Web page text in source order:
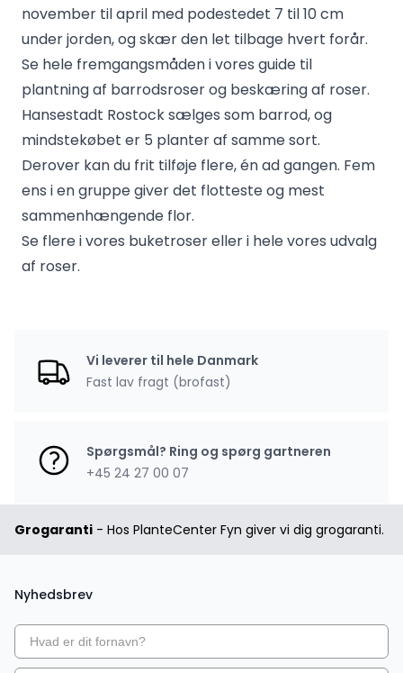
november til april med podestedet 7 til 10 cm
under jorden, og skær den let tilbage hvert forår.
Se hele fremgangsmåden i vores guide til
plantning af barrodsroserog beskæring af roser.
Hansestadt Rostock sælges som barrod, og
mindstekøbet er 5 planter af samme sort.
Derover kan du frit tilføje flere, én ad gangen. Fem
ens i en gruppe giver det flotteste og mest
sammenhængende flor.
Se flere i vores buketrosereller i hele vores udvalg
af roser.
Vi leverer til hele Danmark
Fast lav fragt (brofast)
Spørgsmål? Ring og spørg gartneren
+45 24 27 00 07
Grogaranti - Hos PlanteCenter Fyn giver vi dig grogaranti.
Nyhedsbrev